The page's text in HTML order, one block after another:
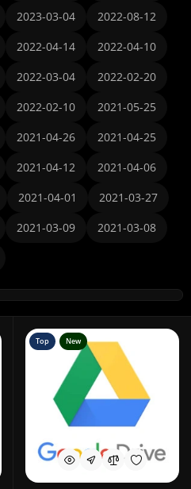
2023-03-04
2022-08-12
2022-04-14
2022-04-10
2022-03-04
2022-02-20
2022-02-10
2021-05-25
2021-04-26
2021-04-25
2021-04-12
2021-04-06
2021-04-01
2021-03-27
2021-03-09
2021-03-08
Top New